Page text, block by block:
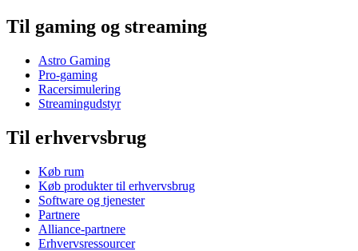
Til gaming og streaming
Astro Gaming
Pro-gaming
Racersimulering
Streamingudstyr
Til erhvervsbrug
Køb rum
Køb produkter til erhvervsbrug
Software og tjenester
Partnere
Alliance-partnere
Erhvervsressourcer